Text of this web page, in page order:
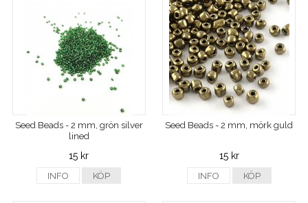
Seed Beads - 2 mm, grön silver
lined
15 kr
INFO KÖP
Seed Beads - 2 mm, mörk guld
15 kr
INFO KÖP